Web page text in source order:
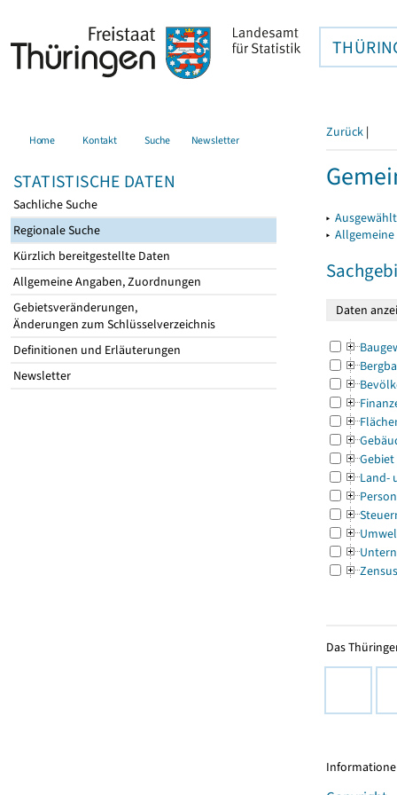
Home Kontakt Suche Newsletter
STATISTISCHE DATEN
Sachliche Suche
Regionale Suche
Kürzlich bereitgestellte Daten
Allgemeine Angaben, Zuordnungen
Gebietsveränderungen,
Änderungen zum Schlüsselverzeichnis
Definitionen und Erläuterungen
Newsletter
Zurück |
▸
▸
Gebiet
Land-
Zensus
Das